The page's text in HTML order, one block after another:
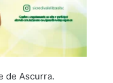
de Ascurra.